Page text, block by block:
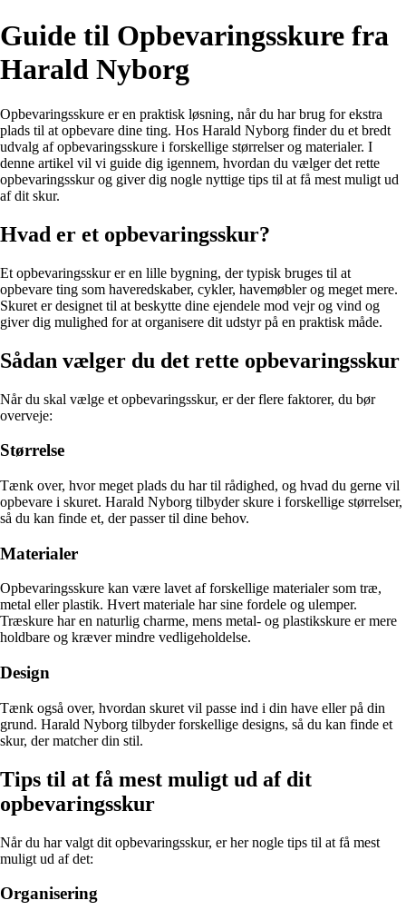
Guide til Opbevaringsskure fra
Harald Nyborg
Opbevaringsskure er en praktisk løsning, når du har brug for ekstra
plads til at opbevare dine ting. Hos Harald Nyborg finder du et bredt
udvalg af opbevaringsskure i forskellige størrelser og materialer. I
denne artikel vil vi guide dig igennem, hvordan du vælger det rette
opbevaringsskur og giver dig nogle nyttige tips til at få mest muligt ud
af dit skur.
Hvad er et opbevaringsskur?
Et opbevaringsskur er en lille bygning, der typisk bruges til at
opbevare ting som haveredskaber, cykler, havemøbler og meget mere.
Skuret er designet til at beskytte dine ejendele mod vejr og vind og
giver dig mulighed for at organisere dit udstyr på en praktisk måde.
Sådan vælger du det rette opbevaringsskur
Når du skal vælge et opbevaringsskur, er der flere faktorer, du bør
overveje:
Størrelse
Tænk over, hvor meget plads du har til rådighed, og hvad du gerne vil
opbevare i skuret. Harald Nyborg tilbyder skure i forskellige størrelser,
så du kan finde et, der passer til dine behov.
Materialer
Opbevaringsskure kan være lavet af forskellige materialer som træ,
metal eller plastik. Hvert materiale har sine fordele og ulemper.
Træskure har en naturlig charme, mens metal- og plastikskure er mere
holdbare og kræver mindre vedligeholdelse.
Design
Tænk også over, hvordan skuret vil passe ind i din have eller på din
grund. Harald Nyborg tilbyder forskellige designs, så du kan finde et
skur, der matcher din stil.
Tips til at få mest muligt ud af dit
opbevaringsskur
Når du har valgt dit opbevaringsskur, er her nogle tips til at få mest
muligt ud af det:
Organisering